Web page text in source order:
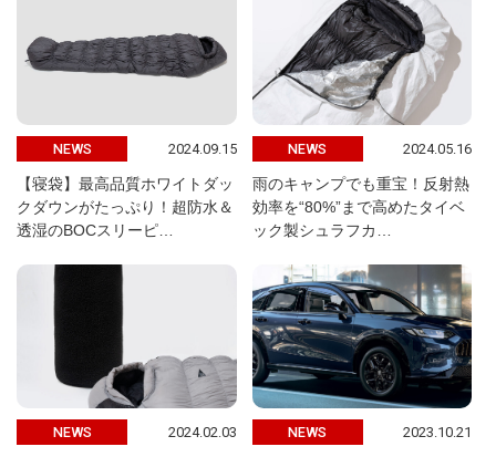
NEWS 2024.09.15
【寝袋】最高品質ホワイトダッ
クダウンがたっぷり！超防水＆
透湿のBOCスリーピ…
NEWS 2024.05.16
雨のキャンプでも重宝！反射熱
効率を“80%”まで高めたタイベ
ック製シュラフカ…
NEWS 2024.02.03 NEWS 2023.10.21